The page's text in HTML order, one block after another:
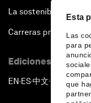
Esta
Las
para
que
La sostenibilidad en el
Carreras profesionales
Ediciones en
EN ▪ES▪中文▪ 日本語